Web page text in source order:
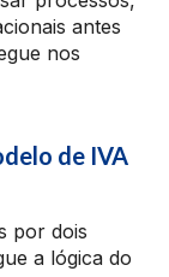
antes
nos
de IVA
por dois
a lógica do